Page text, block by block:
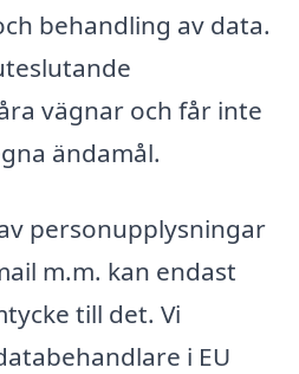
behandling av data.
vägnar och får inte
ändamål.
personupplysningar
m.m. kan endast
till det. Vi
i EU